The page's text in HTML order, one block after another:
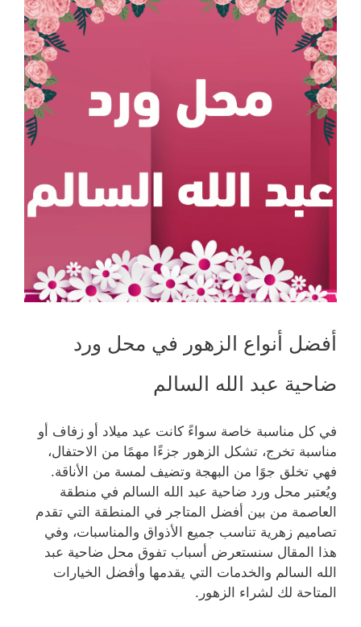
أفضل أنواع الزهور في محل ورد
ضاحية عبد الله السالم
في كل مناسبة خاصة سواءً كانت عيد ميلاد أو زفاف أو
مناسبة تخرج، تشكل الزهور جزءًا مهمًا من الاحتفال،
فهي تخلق جوًا من البهجة وتضيف لمسة من الأناقة.
ويُعتبر محل ورد ضاحية عبد الله السالم في منطقة
العاصمة من بين أفضل المتاجر في المنطقة التي تقدم
تصاميم زهرية تناسب جميع الأذواق والمناسبات، وفي
هذا المقال سنستعرض أسباب تفوق محل ضاحية عبد
الله السالم والخدمات التي يقدمها وأفضل الخيارات
المتاحة لك لشراء الزهور.